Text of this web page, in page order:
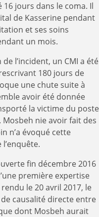
16 jours dans le coma. Il
de Kasserine pendant
et ses soins
un mois.
l’incident, un CMI a été
180 jours de
une chute suite à
avoir été donnée
la victime du poste
Mosbeh nie avoir fait des
n’a évoqué cette
fin décembre 2016
première expertise
le 20 avril 2017, le
causalité directe entre
dont Mosbeh aurait